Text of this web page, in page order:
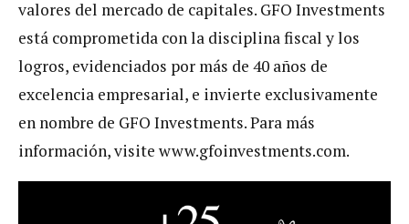
valores del mercado de capitales. GFO Investments
está comprometida con la disciplina fiscal y los
logros, evidenciados por más de 40 años de
excelencia empresarial, e invierte exclusivamente
en nombre de GFO Investments. Para más
información, visite www.gfoinvestments.com.